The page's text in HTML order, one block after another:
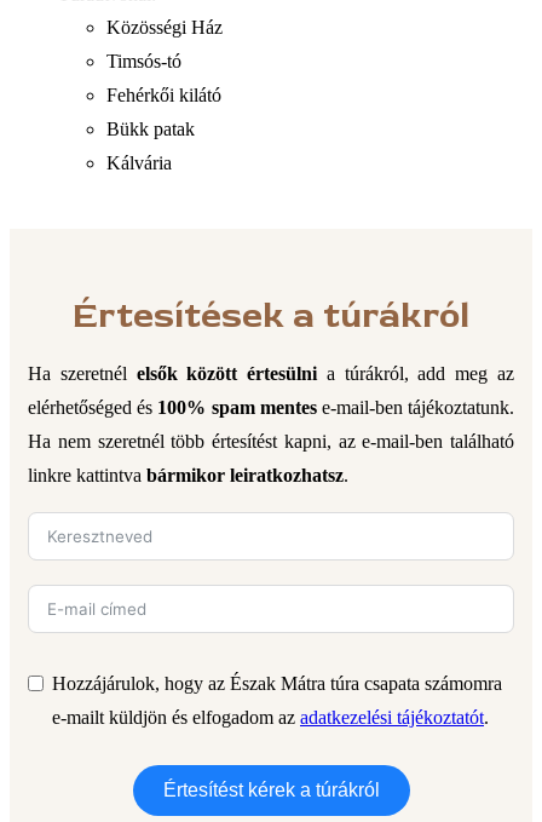
Közösségi Ház
Timsós-tó
Fehérkői kilátó
Bükk patak
Kálvária
Értesítések a túrákról
Ha szeretnél elsők között értesülnia túrákról, add meg az
elérhetőséged és 100% spam mentese-mail-ben tájékoztatunk.
Ha nem szeretnél több értesítést kapni, az e-mail-ben található
linkre kattintva bármikor leiratkozhatsz.
Hozzájárulok, hogy az Észak Mátra túra csapata számomra
e-mailt küldjön és elfogadom az adatkezelési tájékoztatót.
Értesítést kérek a túrákról